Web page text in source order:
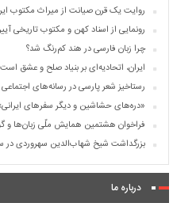
روایت یک قرن صیانت از میراث مکتوب
رونمایی از اسناد کهن و مکتوب تاریخی
چرا زبان فارسی در هند کم‌رنگ شد؟
ایران، اتحادیه‌ای بر بنیاد صلح و عشق است
رستاخیز شعر پارسی در رسانه‌های اجتماعی
«دره‌های حشاشین و دیگر سفرهای
فراخوان هشتمین همایش ملّی زبان‌ها و
بزرگداشت شیخ شهاب‌الدین سهروردی در
درباره ما